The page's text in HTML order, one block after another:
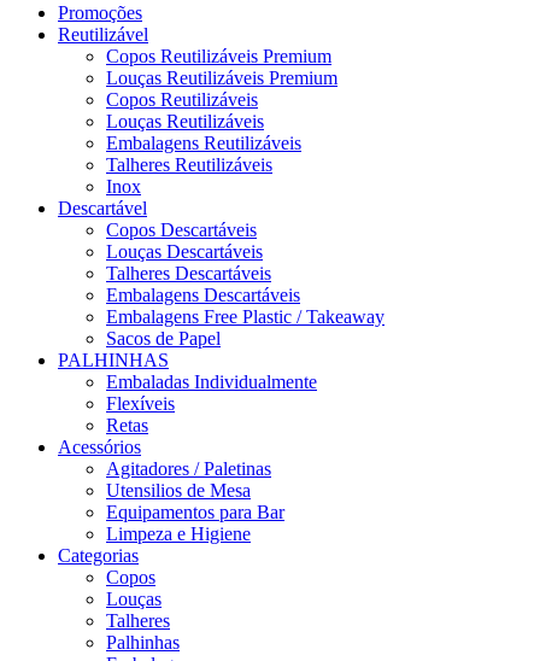
Promoções
Reutilizável
Copos Reutilizáveis Premium
Louças Reutilizáveis Premium
Copos Reutilizáveis
Louças Reutilizáveis
Embalagens Reutilizáveis
Talheres Reutilizáveis
Inox
Descartável
Copos Descartáveis
Louças Descartáveis
Talheres Descartáveis
Embalagens Descartáveis
Embalagens Free Plastic / Takeaway
Sacos de Papel
PALHINHAS
Embaladas Individualmente
Flexíveis
Retas
Acessórios
Agitadores / Paletinas
Utensilios de Mesa
Equipamentos para Bar
Limpeza e Higiene
Categorias
Copos
Louças
Talheres
Palhinhas